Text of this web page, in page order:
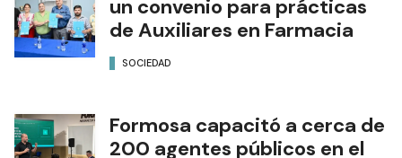
un convenio para prácticas
de Auxiliares en Farmacia
SOCIEDAD
Formosa capacitó a cerca de
200 agentes públicos en el